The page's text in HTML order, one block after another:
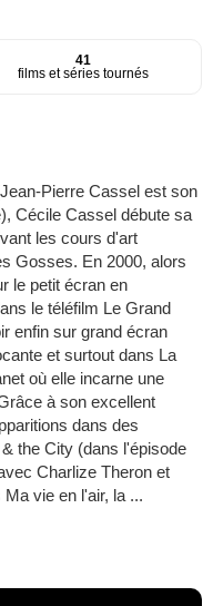
41
films et séries tournés
Pierre Cassel est son
Cécile Cassel débute sa
les cours d'art
Gosses. En 2000, alors
le petit écran en
le téléfilm Le Grand
enfin sur grand écran
et surtout dans La
où elle incarne une
à son excellent
dans des
the City (dans l'épisode
Charlize Theron et
vie en l'air, la ...